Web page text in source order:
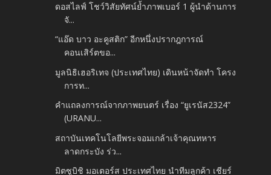
ดอสไลฟ์ โชว์วิสัยทัศน์ย้ำภาพเบอร์ 1 ผู้นำด้านการ
จั...
“แอ๊ด บาว อะคูสติก” อีกหนึ่งปรากฎการณ์
คอนเสิร์ตขอ...
มูลนิธิเฮอริเทจ (ประเทศไทย) เดินหน้าจัดทำ โครง
การท...
คำแถลงการณ์จากภาพยนตร์ เรื่อง “ยูเรนัส2324”
(URANU...
สถาบันเทคโนโลยีพระจอมเกล้าเจ้าคุณทหาร
ลาดกระบัง ร่ว...
มิตซูบิชิ มอเตอร์ส ประเทศไทย นำทีมลูกค้า เชียร์